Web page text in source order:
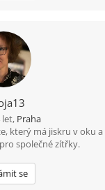
let, Praha
který má jiskru v oku a
společné zítřky.
se